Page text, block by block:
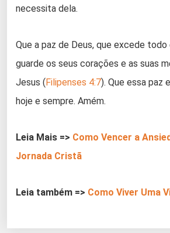
necessita dela.
Que a paz de Deus, que excede
guarde os seus corações e as suas
Jesus (Filipenses 4:7). Que essa paz
hoje e sempre. Amém.
Leia Mais => Como Vencer a
Jornada Cristã
Leia também => Como Viver Uma